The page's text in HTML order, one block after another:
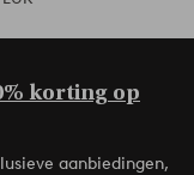
korting op
aanbiedingen,